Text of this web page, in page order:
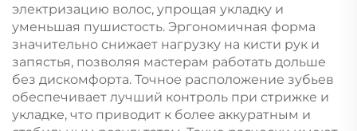
электризацию волос, упрощая укладку и
уменьшая пушистость. Эргономичная форма
значительно снижает нагрузку на кисти рук и
запястья, позволяя мастерам работать дольше
без дискомфорта. Точное расположение зубьев
обеспечивает лучший контроль при стрижке и
укладке, что приводит к более аккуратным и